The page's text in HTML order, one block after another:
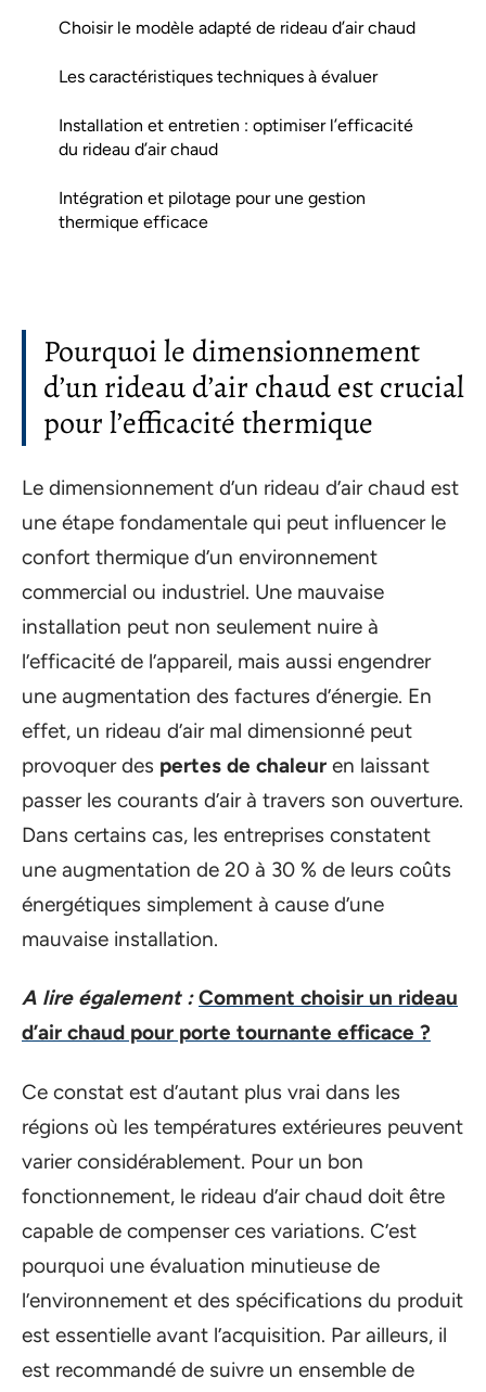
Choisir le modèle adapté de rideau d’air chaud
Les caractéristiques techniques à évaluer
Installation et entretien : optimiser l’efficacité
du rideau d’air chaud
Intégration et pilotage pour une gestion
thermique efficace
Pourquoi le dimensionnement
d’un rideau d’air chaud est crucial
pour l’efficacité thermique
Le dimensionnement d’un rideau d’air chaud est
une étape fondamentale qui peut influencer le
confort thermique d’un environnement
commercial ou industriel. Une mauvaise
installation peut non seulement nuire à
l’efficacité de l’appareil, mais aussi engendrer
une augmentation des factures d’énergie. En
effet, un rideau d’air mal dimensionné peut
provoquer des pertes de chaleur en laissant
passer les courants d’air à travers son ouverture.
Dans certains cas, les entreprises constatent
une augmentation de 20 à 30 % de leurs coûts
énergétiques simplement à cause d’une
mauvaise installation.
A lire également : Comment choisir un rideau
d’air chaud pour porte tournante efficace ?
Ce constat est d’autant plus vrai dans les
régions où les températures extérieures peuvent
varier considérablement. Pour un bon
fonctionnement, le rideau d’air chaud doit être
capable de compenser ces variations. C’est
pourquoi une évaluation minutieuse de
l’environnement et des spécifications du produit
est essentielle avant l’acquisition. Par ailleurs, il
est recommandé de suivre un ensemble de